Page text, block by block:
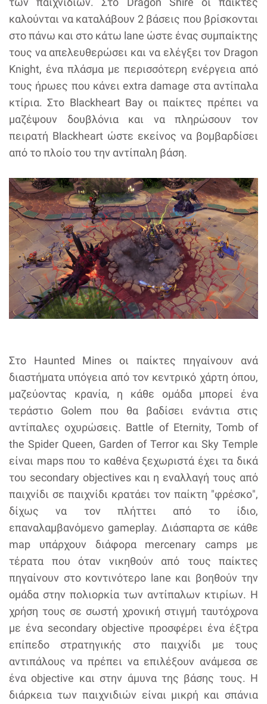
καλούνται να καταλάβουν 2 βάσεις που βρίσκονται
στο πάνω και στο κάτω lane ώστε ένας συμπαίκτης
τους να απελευθερώσει και να ελέγξει τον Dragon
Knight, ένα πλάσμα με περισσότερη ενέργεια από
τους ήρωες που κάνει extra damage στα αντίπαλα
κτίρια. Στο Blackheart Bay οι παίκτες πρέπει να
μαζέψουν δουβλόνια και να πληρώσουν τον
πειρατή Blackheart ώστε εκείνος να βομβαρδίσει
από το πλοίο του την αντίπαλη βάση.
Στο Haunted Mines οι παίκτες πηγαίνουν ανά
διαστήματα υπόγεια από τον κεντρικό χάρτη όπου,
μαζεύοντας κρανία, η κάθε ομάδα μπορεί ένα
τεράστιο Golem που θα βαδίσει ενάντια στις
αντίπαλες οχυρώσεις. Battle of Eternity, Tomb of
the Spider Queen, Garden of Terror και Sky Temple
είναι maps που το καθένα ξεχωριστά έχει τα δικά
του secondary objectives και η εναλλαγή τους από
παιχνίδι σε παιχνίδι κρατάει τον παίκτη "φρέσκο",
δίχως να τον πλήττει από το ίδιο,
επαναλαμβανόμενο gameplay. Διάσπαρτα σε κάθε
map υπάρχουν διάφορα mercenary camps με
τέρατα που όταν νικηθούν από τους παίκτες
πηγαίνουν στο κοντινότερο lane και βοηθούν την
ομάδα στην πολιορκία των αντίπαλων κτιρίων. Η
χρήση τους σε σωστή χρονική στιγμή ταυτόχρονα
με ένα secondary objective προσφέρει ένα έξτρα
επίπεδο στρατηγικής στο παιχνίδι με τους
αντιπάλους να πρέπει να επιλέξουν ανάμεσα σε
ένα objective και στην άμυνα της βάσης τους. Η
διάρκεια των παιχνιδιών είναι μικρή και σπάνια